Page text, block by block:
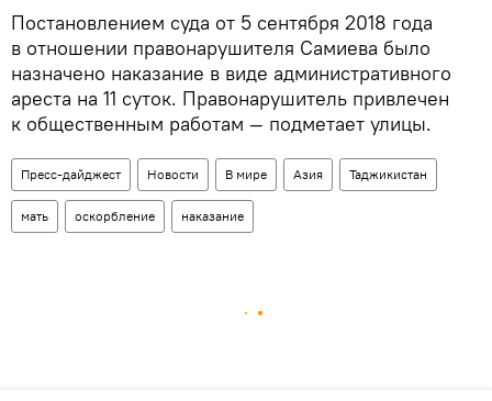
Постановлением суда от 5 сентября 2018 года
в отношении правонарушителя Самиева было
назначено наказание в виде административного
ареста на 11 суток. Правонарушитель привлечен
к общественным работам — подметает улицы.
Пресс-дайджест Новости В мире Азия Таджикистан
мать оскорбление наказание